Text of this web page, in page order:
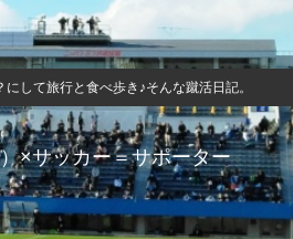
して旅行と食べ歩き♪そんな蹴活日記。
×サッカー＝サポーター